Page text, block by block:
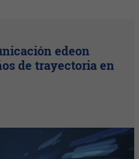
edeon
de trayectoria en